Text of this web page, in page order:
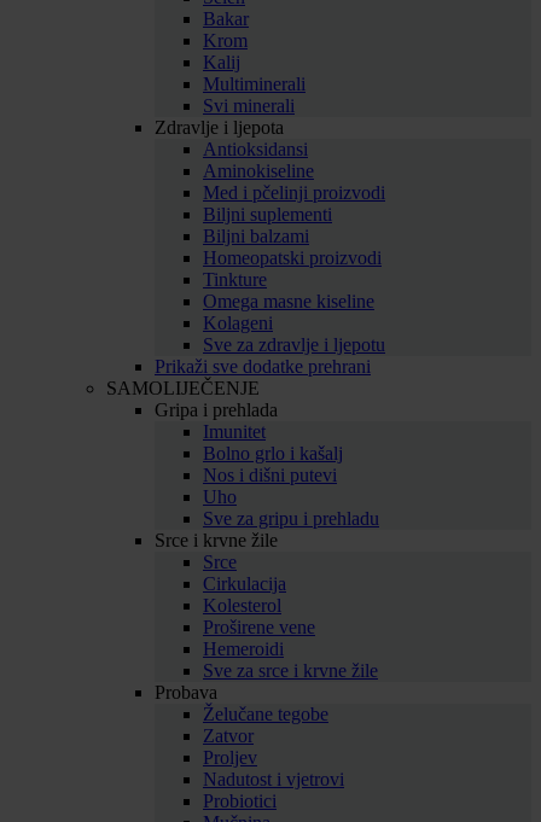
Bakar
Krom
Kalij
Multiminerali
Svi minerali
Zdravlje i ljepota
Antioksidansi
Aminokiseline
Med i pčelinji proizvodi
Biljni suplementi
Biljni balzami
Homeopatski proizvodi
Tinkture
Omega masne kiseline
Kolageni
Sve za zdravlje i ljepotu
Prikaži sve dodatke prehrani
SAMOLIJEČENJE
Gripa i prehlada
Imunitet
Bolno grlo i kašalj
Nos i dišni putevi
Uho
Sve za gripu i prehladu
Srce i krvne žile
Srce
Cirkulacija
Kolesterol
Proširene vene
Hemeroidi
Sve za srce i krvne žile
Probava
Želučane tegobe
Zatvor
Proljev
Nadutost i vjetrovi
Probiotici